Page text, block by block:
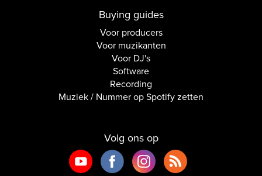
Buying guides
Voor producers
Voor muzikanten
Voor DJ's
Software
Recording
Muziek / Nummer op Spotify zetten
Volg ons op